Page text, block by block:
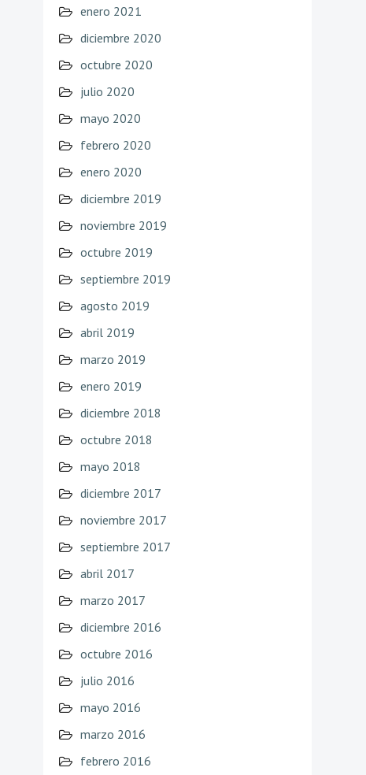
enero 2021
diciembre 2020
octubre 2020
julio 2020
mayo 2020
febrero 2020
enero 2020
diciembre 2019
noviembre 2019
octubre 2019
septiembre 2019
agosto 2019
abril 2019
marzo 2019
enero 2019
diciembre 2018
octubre 2018
mayo 2018
diciembre 2017
noviembre 2017
septiembre 2017
abril 2017
marzo 2017
diciembre 2016
octubre 2016
julio 2016
mayo 2016
marzo 2016
febrero 2016